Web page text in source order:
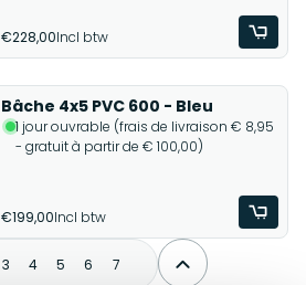
€228,00Incl btw
Bâche 4x5 PVC 600 - Bleu
1 jour ouvrable (frais de livraison € 8,95
- gratuit à partir de € 100,00)
€199,00Incl btw
3 4 5 6 7